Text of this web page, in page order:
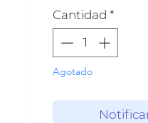
Cantidad *
Agotado